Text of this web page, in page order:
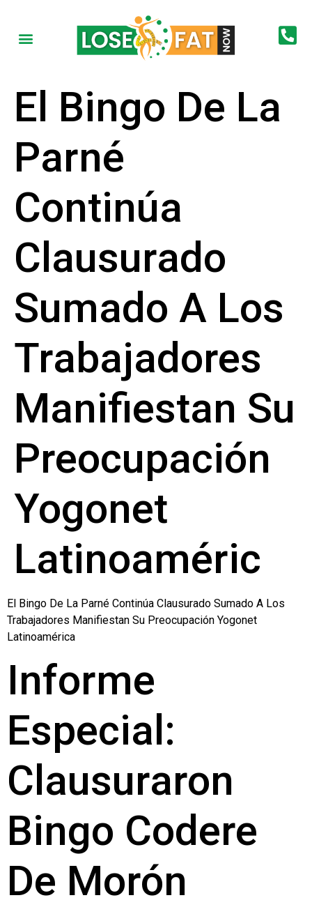
El Bingo De La
Parné
Continúa
Clausurado
Sumado A Los
Trabajadores
Manifiestan Su
Preocupación
Yogonet
Latinoaméric
El Bingo De La Parné Continúa Clausurado Sumado A Los
Trabajadores Manifiestan Su Preocupación Yogonet
Latinoamérica
Informe
Especial:
Clausuraron
Bingo Codere
De Morón